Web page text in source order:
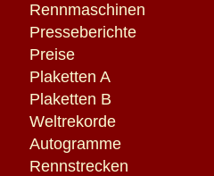
Rennmaschinen
Presseberichte
Preise
Plaketten A
Plaketten B
Weltrekorde
Autogramme
Rennstrecken